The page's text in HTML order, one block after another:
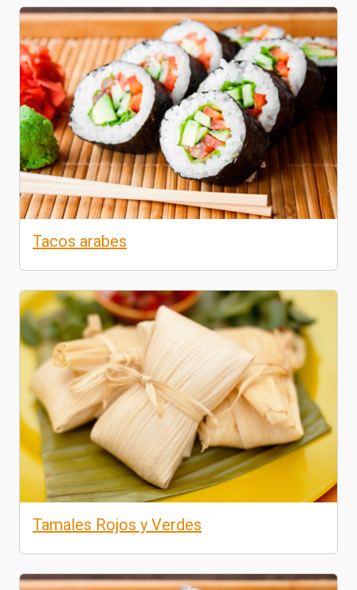
Tacos arabes
Tamales Rojos y Verdes